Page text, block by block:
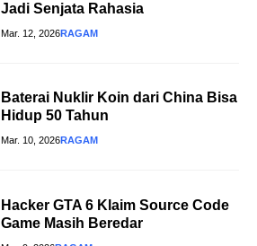
Jadi Senjata Rahasia
Mar. 12, 2026RAGAM
Baterai Nuklir Koin dari China Bisa
Hidup 50 Tahun
Mar. 10, 2026RAGAM
Hacker GTA 6 Klaim Source Code
Game Masih Beredar